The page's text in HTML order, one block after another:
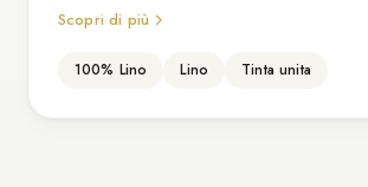
Scopri di più
100% Lino Lino Tinta unita